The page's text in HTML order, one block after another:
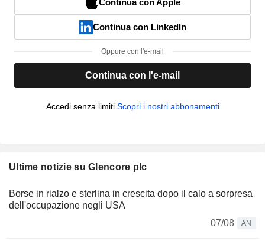
Continua con Apple
Continua con LinkedIn
Oppure con l'e-mail
Continua con l'e-mail
Accedi senza limiti Scopri i nostri abbonamenti
Ultime notizie su Glencore plc
Borse in rialzo e sterlina in crescita dopo il calo a sorpresa
dell'occupazione negli USA
07/08
AN